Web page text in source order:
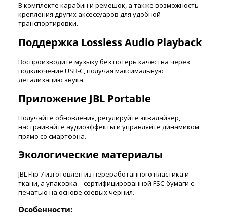
В комплекте карабин и ремешок, а также возможность
крепления других аксессуаров для удобной
транспортировки.
Поддержка Lossless Audio Playback
Воспроизводите музыку без потерь качества через
подключение USB-C, получая максимальную
детализацию звука.
Приложение JBL Portable
Получайте обновления, регулируйте эквалайзер,
настраивайте аудиоэффекты и управляйте динамиком
прямо со смартфона.
Экологические материалы
JBL Flip 7 изготовлен из переработанного пластика и
ткани, а упаковка – сертифицированной FSC-бумаги с
печатью на основе соевых чернил.
Особенности: